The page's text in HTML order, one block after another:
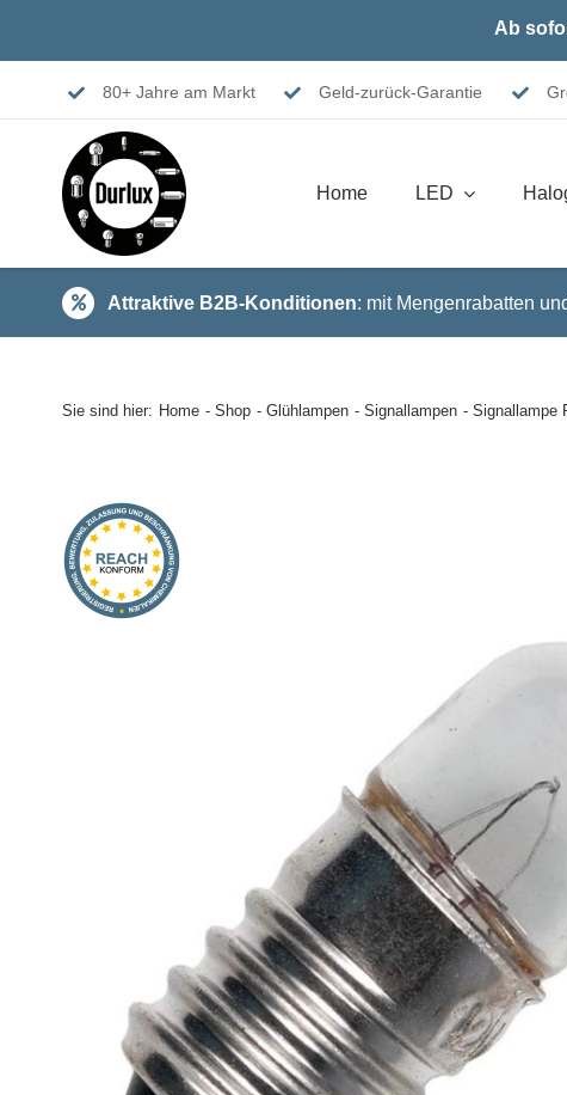
Ab
80+ Jahre am Markt Geld-zurück-Garantie
Home LED
Attraktive B2B-Konditionen: mit Mengenrabatten
Sie sind hier: Home Shop Glühlampen Signallampen Signallampe